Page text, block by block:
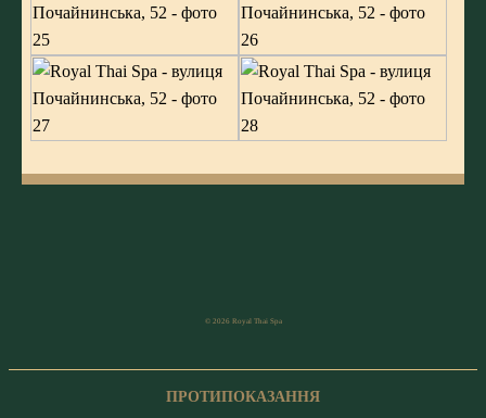
© 2026 Royal Thai Spa
ПРОТИПОКАЗАННЯ